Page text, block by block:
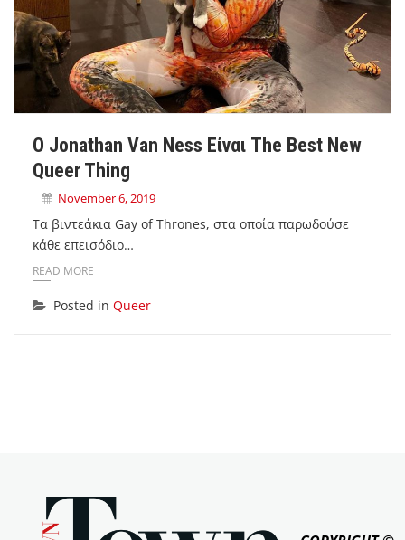
Ο Jonathan Van Ness Είναι The Best New
Queer Thing
November 6, 2019
Τα βιντεάκια Gay of Thrones, στα οποία παρωδούσε
κάθε επεισόδιο…
READ MORE
Posted in Queer